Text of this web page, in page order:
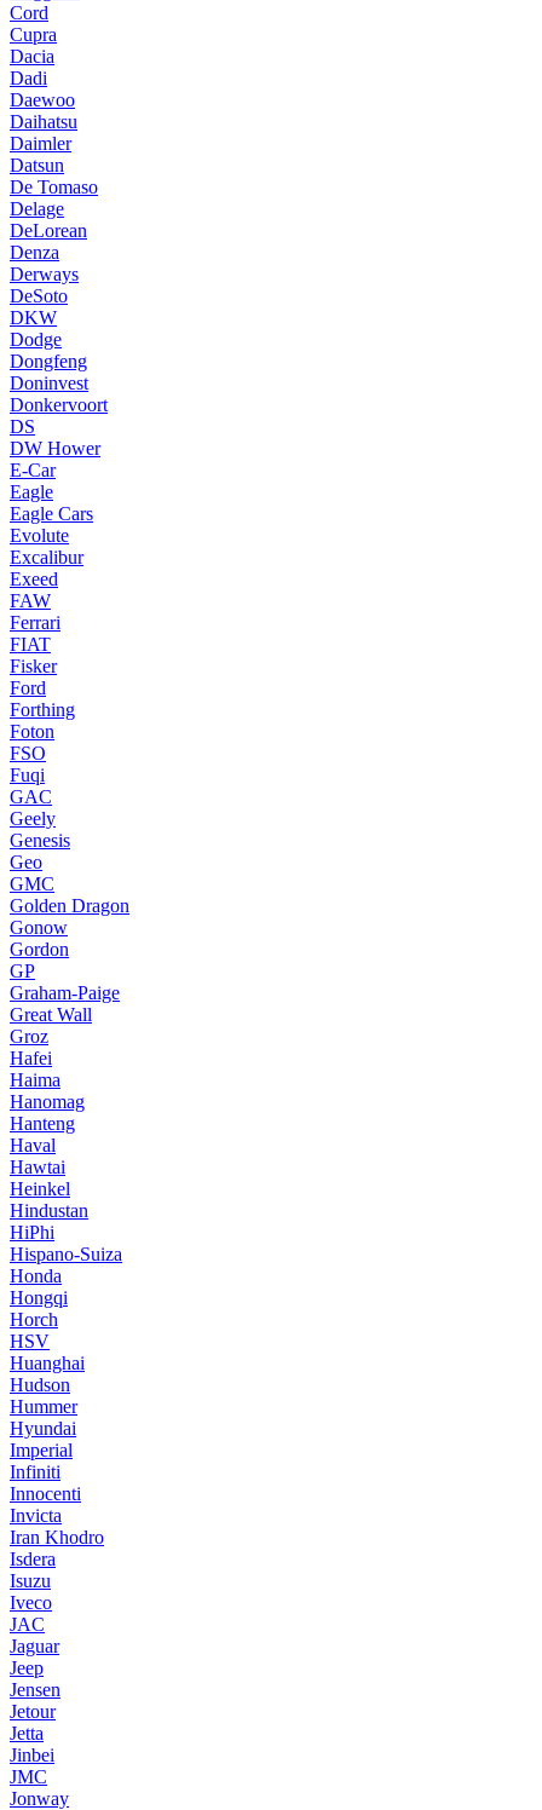
Cord
Cupra
Dacia
Dadi
Daewoo
Daihatsu
Daimler
Datsun
De Tomaso
Delage
DeLorean
Denza
Derways
DeSoto
DKW
Dodge
Dongfeng
Doninvest
Donkervoort
DS
DW Hower
E-Car
Eagle
Eagle Cars
Evolute
Excalibur
Exeed
FAW
Ferrari
FIAT
Fisker
Ford
Forthing
Foton
FSO
Fuqi
GAC
Geely
Genesis
Geo
GMC
Golden Dragon
Gonow
Gordon
GP
Graham-Paige
Great Wall
Groz
Hafei
Haima
Hanomag
Hanteng
Haval
Hawtai
Heinkel
Hindustan
HiPhi
Hispano-Suiza
Honda
Hongqi
Horch
HSV
Huanghai
Hudson
Hummer
Hyundai
Imperial
Infiniti
Innocenti
Invicta
Iran Khodro
Isdera
Isuzu
Iveco
JAC
Jaguar
Jeep
Jensen
Jetour
Jetta
Jinbei
JMC
Jonway